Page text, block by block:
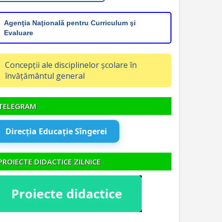
Agenţia Naţională pentru Curriculum şi
Evaluare
Concepții ale disciplinelor școlare în
învățământul general
Direcția Educație Sîngerei
DIDACTICE ZILNICE